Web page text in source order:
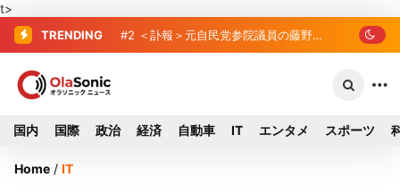
t>
TRENDING #2 ＜訃報＞元自民党参院議員の藤野公
国内 国際 政治 経済 自動車 IT エンタメ スポーツ
Home / IT